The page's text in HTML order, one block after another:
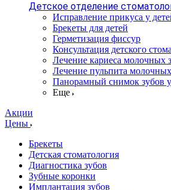
Детское отделение
Исправление прикуса у
Брекеты для детей
Герметизация фиссур
Консультация детского
Лечение кариеса молочных
Лечение пульпита
Панорамный снимок зубов
Еще
Акции
Цены
Брекеты
Детская стоматология
Диагностика зубов
Зубные коронки
Имплантация зубов